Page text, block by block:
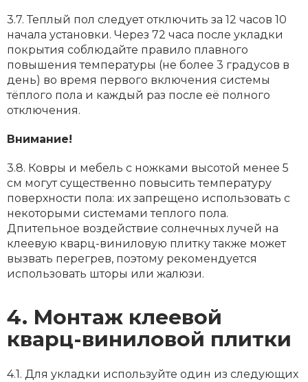
3.7. Теплый пол следует отключить за 12 часов 10
начала установки. Через 72 часа после укладки
покрытия соблюдайте правило плавного
повышения температуры (нe более 3 градусов в
день) во время первого включения системы
тёплого пола и каждый раз после её полного
отключения.
Внимание!
3.8. Ковры и мебель с ножками высотой менее 5
см могут существенно повысить температуру
поверхности пола: их запрещено использовать с
некоторыми системами теплого пола.
Дпитепьное воздействие солнечных лучей на
клеевую кварц-виниловую плитку также может
вызвать перегрев, поэтому рекомендуется
использовать шторы или жалюзи.
4. Монтаж клеевой
кварц-виниловой плитки
4.1. Для укладки используйте один из следующих